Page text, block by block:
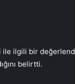
ilgili bir
belirtti.